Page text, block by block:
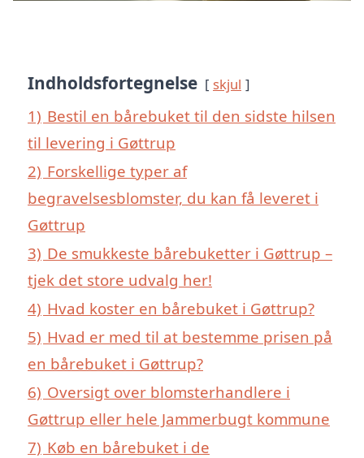
Indholdsfortegnelse skjul
1) Bestil en bårebuket til den sidste hilsen
til levering i Gøttrup
2) Forskellige typer af
begravelsesblomster, du kan få leveret i
Gøttrup
3) De smukkeste bårebuketter i Gøttrup –
tjek det store udvalg her!
4) Hvad koster en bårebuket i Gøttrup?
5) Hvad er med til at bestemme prisen på
en bårebuket i Gøttrup?
6) Oversigt over blomsterhandlere i
Gøttrup eller hele Jammerbugt kommune
7) Køb en bårebuket i de